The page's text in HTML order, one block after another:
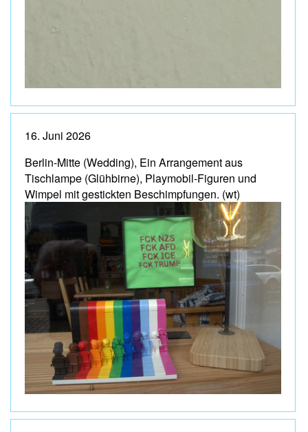
16. Juni 2026
Berlin-Mitte (Wedding), Ein Arrangement aus
Tischlampe (Glühbirne), Playmobil-Figuren und
Wimpel mit gestickten Beschimpfungen. (wt)